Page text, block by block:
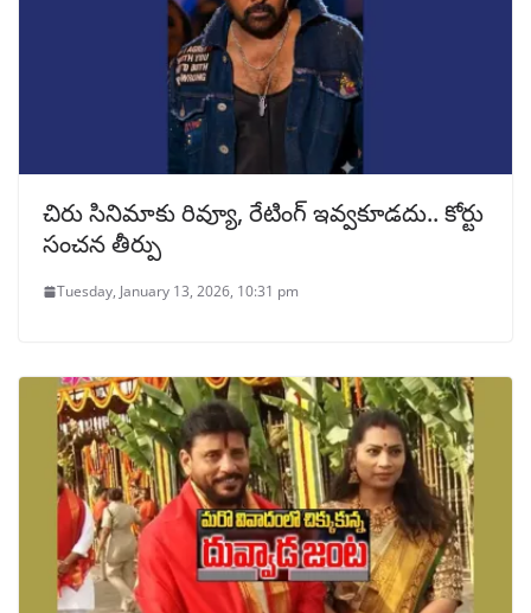
చిరు సినిమాకు రివ్యూ, రేటింగ్ ఇవ్వకూడదు.. కోర్టు
సంచన తీర్పు
Tuesday, January 13, 2026, 10:31 pm